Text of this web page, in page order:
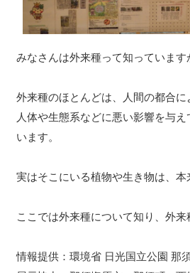
みなさんは外来種って知っていま
外来種のほとんどは、人間の都合に
人体や生態系などに悪い影響を与
います。
実はそこにいる植物や生き物は、
ここでは外来種について知り、外
情報提供：環境省 日光国立公園 那